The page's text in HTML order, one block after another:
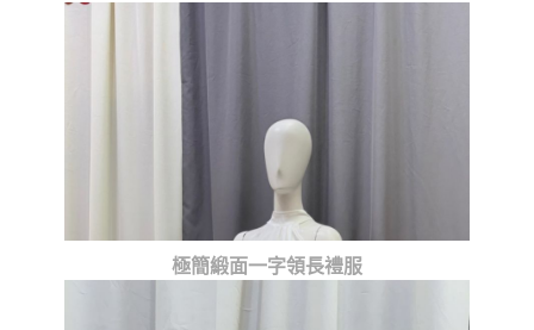
極簡緞面一字領長禮服